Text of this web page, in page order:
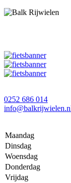
0252 686 014
Maandag
Dinsdag
Woensdag
Donderdag
Vrijdag